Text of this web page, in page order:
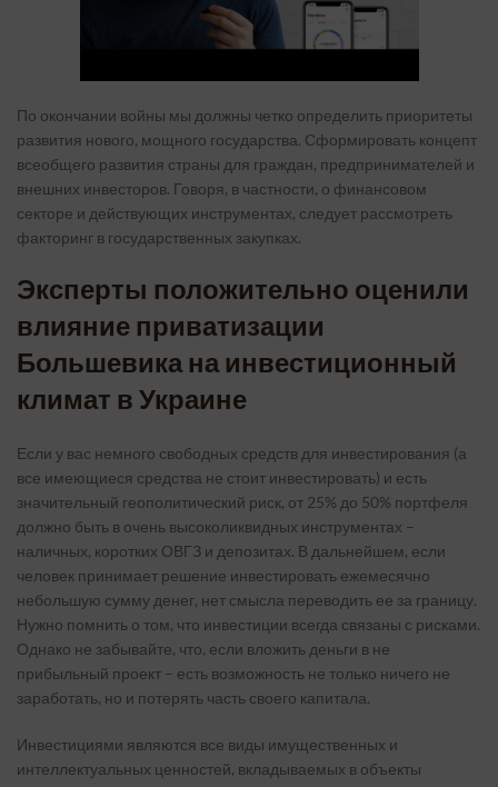
По окончании войны мы должны четко определить приоритеты
развития нового, мощного государства. Сформировать концепт
всеобщего развития страны для граждан, предпринимателей и
внешних инвесторов. Говоря, в частности, о финансовом
секторе и действующих инструментах, следует рассмотреть
факторинг в государственных закупках.
Эксперты положительно оценили
влияние приватизации
Большевика на инвестиционный
климат в Украине
Если у вас немного свободных средств для инвестирования (а
все имеющиеся средства не стоит инвестировать) и есть
значительный геополитический риск, от 25% до 50% портфеля
должно быть в очень высоколиквидных инструментах –
наличных, коротких ОВГЗ и депозитах. В дальнейшем, если
человек принимает решение инвестировать ежемесячно
небольшую сумму денег, нет смысла переводить ее за границу.
Нужно помнить о том, что инвестиции всегда связаны с рисками.
Однако не забывайте, что, если вложить деньги в не
прибыльный проект – есть возможность не только ничего не
заработать, но и потерять часть своего капитала.
Инвестициями являются все виды имущественных и
интеллектуальных ценностей, вкладываемых в объекты